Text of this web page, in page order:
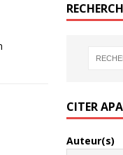
CITER
Auteur(s)